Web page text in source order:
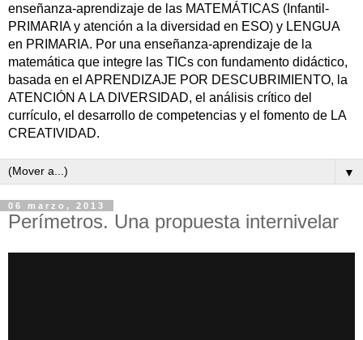
enseñanza-aprendizaje de las MATEMÁTICAS (Infantil-
PRIMARIA y atención a la diversidad en ESO) y LENGUA
en PRIMARIA. Por una enseñanza-aprendizaje de la
matemática que integre las TICs con fundamento didáctico,
basada en el APRENDIZAJE POR DESCUBRIMIENTO, la
ATENCIÓN A LA DIVERSIDAD, el análisis crítico del
currículo, el desarrollo de competencias y el fomento de LA
CREATIVIDAD.
▼
06 marzo, 2013
Perímetros. Una propuesta internivelar